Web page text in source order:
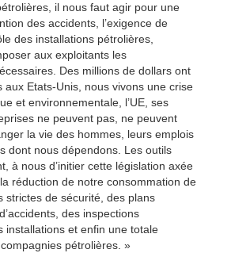
il nous faut agir pour une
des accidents, l’exigence de
des installations pétrolières,
aux exploitants les
Des millions de dollars ont
aux Etats-Unis, nous vivons une crise
et environnementale, l’UE, ses
ne peuvent pas, ne peuvent
la vie des hommes, leurs emplois
dont nous dépendons. Les outils
à nous d’initier cette législation axée
réduction de notre consommation de
strictes de sécurité, des plans
des inspections
installations et enfin une totale
pétrolières. »